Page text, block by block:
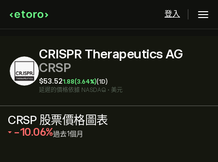
登入
CRISPR Therapeutics AG
CRSP
‎$‎53.521.88(3.64%)(1D)
延遲的價格依據 NASDAQ • 美元
CRSP 股票價格圖表
‎-10.06‎ 過去1個月